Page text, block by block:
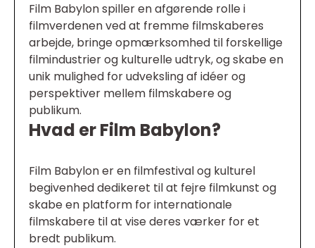
Film Babylon spiller en afgørende rolle i
filmverdenen ved at fremme filmskaberes
arbejde, bringe opmærksomhed til forskellige
filmindustrier og kulturelle udtryk, og skabe en
unik mulighed for udveksling af idéer og
perspektiver mellem filmskabere og
publikum.
Hvad er Film Babylon?
Film Babylon er en filmfestival og kulturel
begivenhed dedikeret til at fejre filmkunst og
skabe en platform for internationale
filmskabere til at vise deres værker for et
bredt publikum.